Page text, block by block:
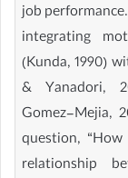
job
integrating
(Kunda, 1990)
& Yanadori,
Gomez-Mejia,
question,
relationship